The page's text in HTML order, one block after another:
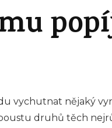
vychutnat nějaký
druhů těch